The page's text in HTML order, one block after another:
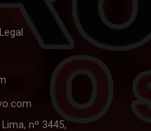
nº 3445,